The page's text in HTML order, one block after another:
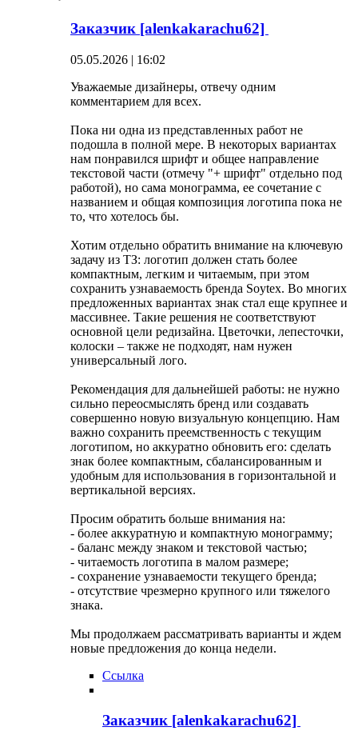
Заказчик [alenkakarachu62]
05.05.2026 | 16:02
Уважаемые дизайнеры, отвечу одним
комментарием для всех.
Пока ни одна из представленных работ не
подошла в полной мере. В некоторых вариантах
нам понравился шрифт и общее направление
текстовой части (отмечу "+ шрифт" отдельно под
работой), но сама монограмма, ее сочетание с
названием и общая композиция логотипа пока не
то, что хотелось бы.
Хотим отдельно обратить внимание на ключевую
задачу из ТЗ: логотип должен стать более
компактным, легким и читаемым, при этом
сохранить узнаваемость бренда Soytex. Во многих
предложенных вариантах знак стал еще крупнее и
массивнее. Такие решения не соответствуют
основной цели редизайна. Цветочки, лепесточки,
колоски – также не подходят, нам нужен
универсальный лого.
Рекомендация для дальнейшей работы: не нужно
сильно переосмыслять бренд или создавать
совершенно новую визуальную концепцию. Нам
важно сохранить преемственность с текущим
логотипом, но аккуратно обновить его: сделать
знак более компактным, сбалансированным и
удобным для использования в горизонтальной и
вертикальной версиях.
Просим обратить больше внимания на:
- более аккуратную и компактную монограмму;
- баланс между знаком и текстовой частью;
- читаемость логотипа в малом размере;
- сохранение узнаваемости текущего бренда;
- отсутствие чрезмерно крупного или тяжелого
знака.
Мы продолжаем рассматривать варианты и ждем
новые предложения до конца недели.
Ссылка
Заказчик [alenkakarachu62]